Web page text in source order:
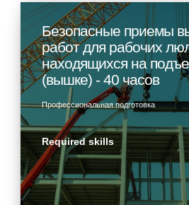
Безопасные приемы
работ для рабочих
находящихся на
(вышке) - 40 часов
Профессиональная подготовка
Required skills